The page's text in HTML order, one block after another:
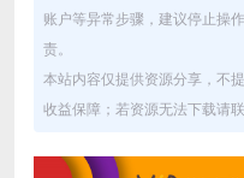
账户等异常步骤，建议停止操
责。
本站内容仅提供资源分享，不
收益保障；若资源无法下载请